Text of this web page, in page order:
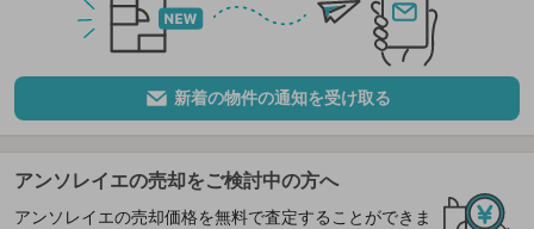
新着の物件の通知を受け取る
アンソレイエの売却をご検討中の方へ
アンソレイエの売却価格を無料で査定することができま